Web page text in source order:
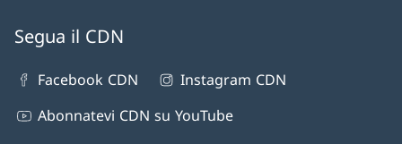
Segua il CDN
Facebook CDN
Instagram CDN
Abonnatevi CDN su YouTube